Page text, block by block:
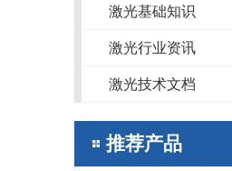
激光基础知识
激光行业资讯
激光技术文档
推荐产品